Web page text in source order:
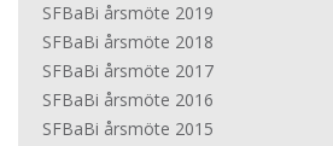
SFBaBi årsmöte 2019
SFBaBi årsmöte 2018
SFBaBi årsmöte 2017
SFBaBi årsmöte 2016
SFBaBi årsmöte 2015